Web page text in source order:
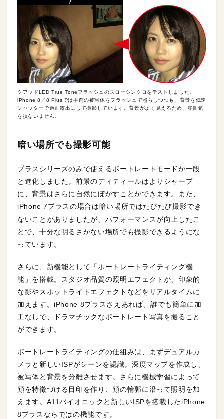
クアッドLED True Toneフラッシュのスローシンクロをテストしました。
iPhone 8／8 Plusでは手前の被写体をフラッシュで照らしつつも、背景を低速
シャッターで適正露出にして撮影しています。背景がよく見えるため、雰囲気
を損ないません。
暗い場所でも撮影可能
プラスシリーズのみで使えるポートレートモードが一段
と進化しました。前景のディティールはよりシャープ
に、背景はさらに自然にぼかすことができます。また、
iPhone 7プラスの場合は暗い場所ではたびたび撮影でき
ないことがありましたが、パフォーマンスが向上したこ
とで、十分な明るさがない場所でも撮影できるようにな
っています。
さらに、新機能として「ポートレートライティング機
能」を搭載。スタジオ品質の照明エフェクトが、印象的
な影やスポットライトエフェクトなどをリアルタイムに
加えます。iPhone 8プラスさえあれば、誰でも簡単に加
工なしで、ドラマチックなポートレート写真を撮ること
ができます。
ポートレートライティングの仕組みは、まずデュアルカ
メラと新しいISPがシーンを認識。深度マップを作成し、
被写体と背景を分離させます。さらに機械学習によって
顔を特徴づける目印を作り、顔の輪郭に沿って照明を加
えます。A11バイオニックと新しいISPを搭載したiPhone
8プラスならではの機能です。